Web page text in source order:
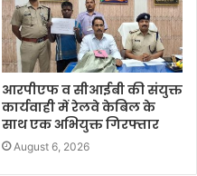
आरपीएफ व सीआईबी की संयुक्त
कार्यवाही में रेलवे केबिल के
साथ एक अभियुक्त गिरफ्तार
August 6, 2026